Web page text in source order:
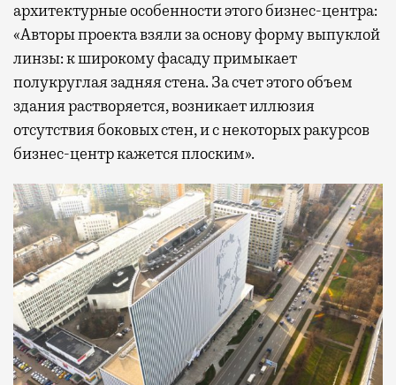
архитектурные особенности этого бизнес-центра:
«Авторы проекта взяли за основу форму выпуклой
линзы: к широкому фасаду примыкает
полукруглая задняя стена. За счет этого объем
здания растворяется, возникает иллюзия
отсутствия боковых стен, и с некоторых ракурсов
бизнес-центр кажется плоским».